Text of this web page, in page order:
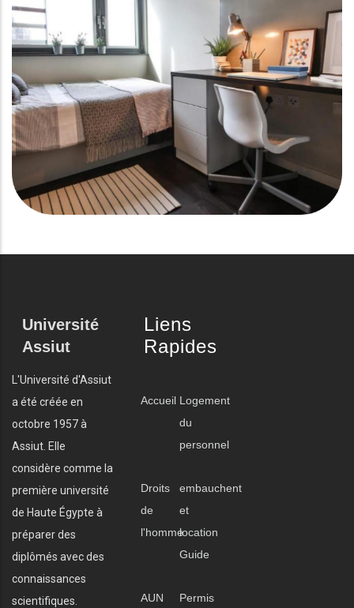
Université
Assiut
L'Université d'Assiut
a été créée en
octobre 1957 à
Assiut. Elle
considère comme la
première université
de Haute Égypte à
préparer des
diplômés avec des
connaissances
scientifiques.
Liens
Rapides
Accueil Logement
du
personnel
Droits
de
l'homme
embauchent
et
location
Guide
AUN
Permis